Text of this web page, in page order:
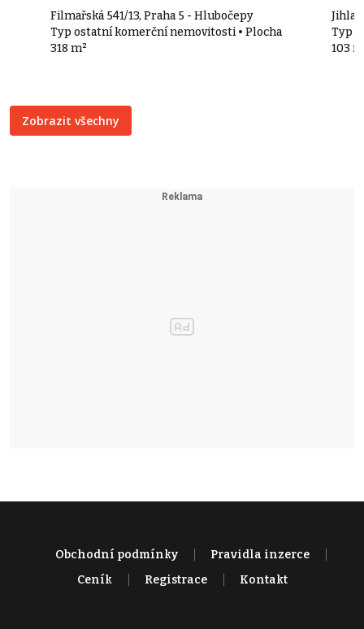
Filmařská 541/13, Praha 5 - Hlubočepy
Typ ostatní komerční nemovitosti • Plocha
318 m²
Typ
103
Zobrazit všechny
Obchodní podmínky
Pravidla inzerce
Ceník
Registrace Kontakt